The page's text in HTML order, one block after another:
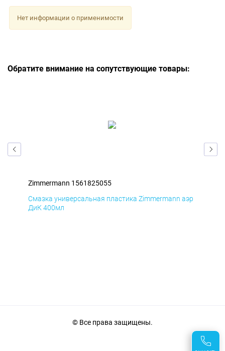
Нет информации о применимости
Обратите внимание на сопутствующие товары:
Zimmermann 1561825055
Смазка универсальная пластика Zimmermann аэр
ДиК 400мл
© Все права защищены.